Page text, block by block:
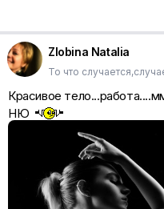
Zlobina Natalia
То что
Красивое
НЮ